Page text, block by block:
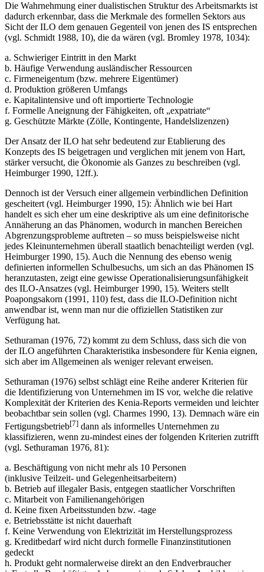
Die Wahrnehmung einer dualistischen Struktur des Arbeitsmarkts ist
dadurch erkennbar, dass die Merkmale des formellen Sektors aus
Sicht der ILO dem genauen Gegenteil von jenen des IS entsprechen
(vgl. Schmidt 1988, 10), die da wären (vgl. Bromley 1978, 1034):
a. Schwieriger Eintritt in den Markt
b. Häufige Verwendung ausländischer Ressourcen
c. Firmeneigentum (bzw. mehrere Eigentümer)
d. Produktion größeren Umfangs
e. Kapitalintensive und oft importierte Technologie
f. Formelle Aneignung der Fähigkeiten, oft „expatriate“
g. Geschützte Märkte (Zölle, Kontingente, Handelslizenzen)
Der Ansatz der ILO hat sehr bedeutend zur Etablierung des
Konzepts des IS beigetragen und verglichen mit jenem von Hart,
stärker versucht, die Ökonomie als Ganzes zu beschreiben (vgl.
Heimburger 1990, 12ff.).
Dennoch ist der Versuch einer allgemein verbindlichen Definition
gescheitert (vgl. Heimburger 1990, 15): Ähnlich wie bei Hart
handelt es sich eher um eine deskriptive als um eine definitorische
Annäherung an das Phänomen, wodurch in manchen Bereichen
Abgrenzungsprobleme auftreten – so muss beispielsweise nicht
jedes Kleinunternehmen überall staatlich benachteiligt werden (vgl.
Heimburger 1990, 15). Auch die Nennung des ebenso wenig
definierten informellen Schulbesuchs, um sich an das Phänomen IS
heranzutasten, zeigt eine gewisse Operationalisierungsunfähigkeit
des ILO-Ansatzes (vgl. Heimburger 1990, 15). Weiters stellt
Poapongsakorn (1991, 110) fest, dass die ILO-Definition nicht
anwendbar ist, wenn man nur die offiziellen Statistiken zur
Verfügung hat.
Sethuraman (1976, 72) kommt zu dem Schluss, dass sich die von
der ILO angeführten Charakteristika insbesondere für Kenia eignen,
sich aber im Allgemeinen als weniger relevant erweisen.
Sethuraman (1976) selbst schlägt eine Reihe anderer Kriterien für
die Identifizierung von Unternehmen im IS vor, welche die relative
Komplexität der Kriterien des Kenia-Reports vermeiden und leichter
beobachtbar sein sollen (vgl. Charmes 1990, 13). Demnach wäre ein
Fertigungsbetrieb[7] dann als informelles Unternehmen zu
klassifizieren, wenn zu-mindest eines der folgenden Kriterien zutrifft
(vgl. Sethuraman 1976, 81):
a. Beschäftigung von nicht mehr als 10 Personen
(inklusive Teilzeit- und Gelegenheitsarbeitern)
b. Betrieb auf illegaler Basis, entgegen staatlicher Vorschriften
c. Mitarbeit von Familienangehörigen
d. Keine fixen Arbeitsstunden bzw. -tage
e. Betriebsstätte ist nicht dauerhaft
f. Keine Verwendung von Elektrizität im Herstellungsprozess
g. Kreditbedarf wird nicht durch formelle Finanzinstitutionen
gedeckt
h. Produkt geht normalerweise direkt an den Endverbraucher